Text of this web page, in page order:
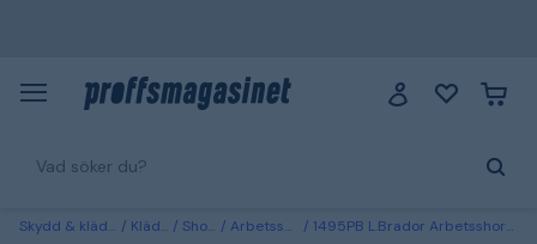
Skydd & kläder Kläder Shorts Arbetsshorts 1495PB L.Brador Arbetsshorts svart C50